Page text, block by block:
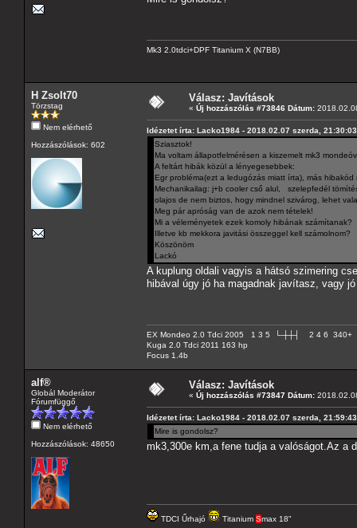
Mk3 2.0tdci+DPF Titanium X (N7BB)
H Zsolt70
Törzstag
Nem elérhető
Hozzászólások: 602
Válasz: Javítások
« Új hozzászólás #73846 Dátum:
Idézetet írta: Lacko1984 - 2018.02.07 szerda, 21:30:03
Sziasztok!
Ma voltam állapotfelmérésen a kiszemelt mk3
A feltárt hibák közül a lényegesebbek:
Egr probléma(ezt a ledugózás miatt írta), más hibakód
Mechanikailag: j+b cooler cső alul, szelepfedél
olajos de nem biztos, hogy mindnel szivárog, lehet
Meg pár apróság van de azok nem tételek!
Mi a véleményetek ezek komoly hibának számítanak?
Illetve kb mekkora javitási összeggel kell számolnom?
Köszönöm
Lackó
A kuplung oldali vagyis a hátsó szimering
hibával úgy jó ha magadnak javítasz, vagy
EX Mondeo 2.0 Tdci 2005 1 3 5 └-┼┼┤ 2 4 6 340+
Kuga 2.0 Tdci 2011 163 hp
Focus 1.4b
alf®
Globál Moderátor
Fórumfüggő
Nem elérhető
Hozzászólások: 48650
Válasz: Javítások
« Új hozzászólás #73847 Dátum:
Idézetet írta: Lacko1984 - 2018.02.07 szerda, 21:59:43
Mire is gondolsz?
mk3,300e km,a fene tudja a valóságot.Az a
TDCI Űrhajó Titanium Smax 18"